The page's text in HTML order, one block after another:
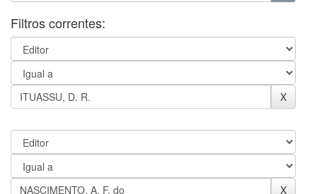
Filtros correntes: